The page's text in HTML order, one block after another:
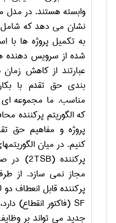
وابسته هستند. در مدل
نشان می دهد که شامل
به تکمیل پروژه ها با
شده از سرویس دهنده
عبارتند از کاهش
بندی حق تقدم با
مناسب. ما مجموعه ای
که الگوریتم پرکننده
پروژه و مفاهیم حق
کنیم. در میان
پرکننده (2TSB) در
مجاز نمی سازد. از
پرکننده قابل انعطاف
SF (فاکتور انقطاع)
جدید می تواند بر